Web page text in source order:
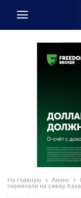
На главную Анонс
переехали на север